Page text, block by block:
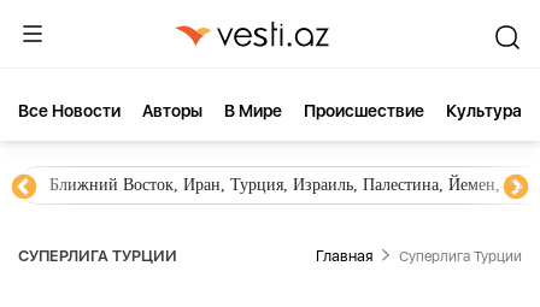
Все Новости Aвторы В Мире Происшествие Культура
Ближний Восток, Иран, Турция, Израиль, Палестина, Йемен,
СУПЕРЛИГА ТУРЦИИ Главная Суперлига Турции